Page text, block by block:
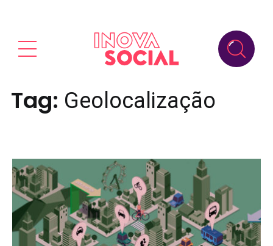
Tag: Geolocalização